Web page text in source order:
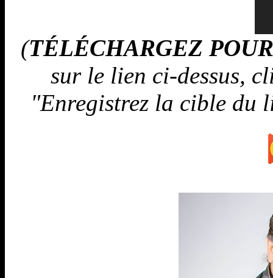
(TÉLÉCHARGEZ
sur le lien ci-dessus,
"Enregistrez la cible du